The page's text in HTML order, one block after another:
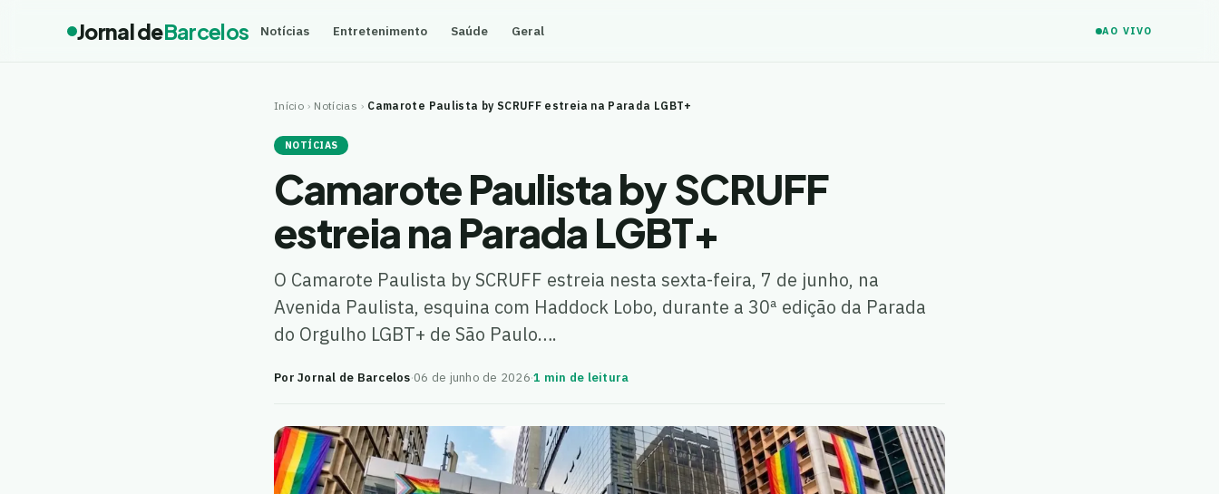
Jornal deBarcelos Notícias Entretenimento Saúde Geral AO VIVO
Início › Notícias › Camarote Paulista by SCRUFF estreia na Parada LGBT+
NOTÍCIAS
Camarote Paulista by SCRUFF
estreia na Parada LGBT+
O Camarote Paulista by SCRUFF estreia nesta sexta-feira, 7 de junho, na
Avenida Paulista, esquina com Haddock Lobo, durante a 30ª edição da Parada
do Orgulho LGBT+ de São Paulo….
Por Jornal de Barcelos·06 de junho de 2026·1 min de leitura